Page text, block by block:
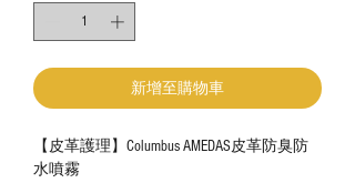
新增至購物車
【皮革護理】Columbus AMEDAS皮革防臭防
水噴霧